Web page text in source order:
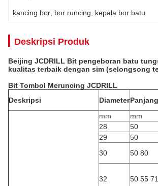
kancing bor bor runcing kepala bor batu
Deskripsi Produk
Beijing JCDRILL Bit pengeboran batu
kualitas terbaik dengan sim (selongsong
Bit Tombol Meruncing JCDRILL
Deskripsi
Diameter
mm mm
28
50
29
50
30
50 80
32 50 55